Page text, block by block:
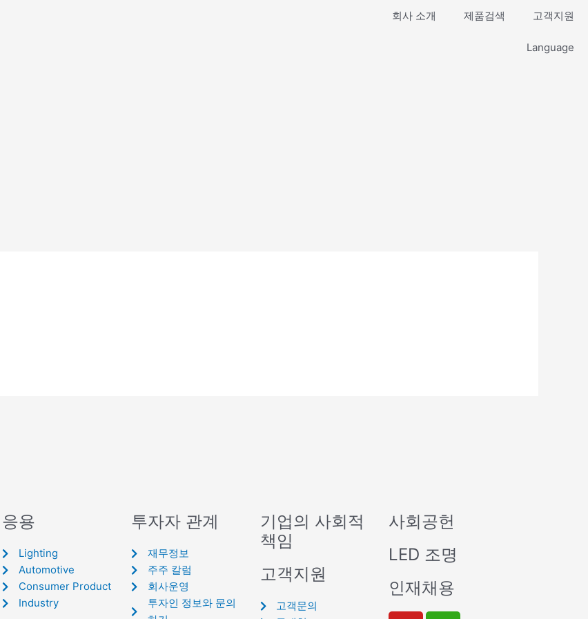
회사 소개 제품검색 고객지원
Language
응용
Lighting
Automotive
Consumer Product
Industry
투자자 관계
재무정보
주주 칼럼
회사운영
투자인 정보와 문의
기업의 사회적
책임
고객지원
고객문의
사회공헌
LED 조명
인재채용